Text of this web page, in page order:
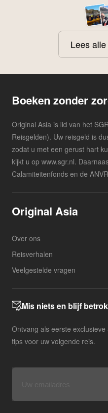
Lees
Boeken zonder
Original Asia is lid van het
Reisgelden). Uw reisgeld is
zodat u met een gerust hart
kijkt u op www.sgr.nl.
Calamiteitenfonds en de
Original Asia
Over ons
Reisverhalen
Veelgestelde vragen
Mis niets en blijf
Ontvang als eerste
tips voor uw volgende reis.